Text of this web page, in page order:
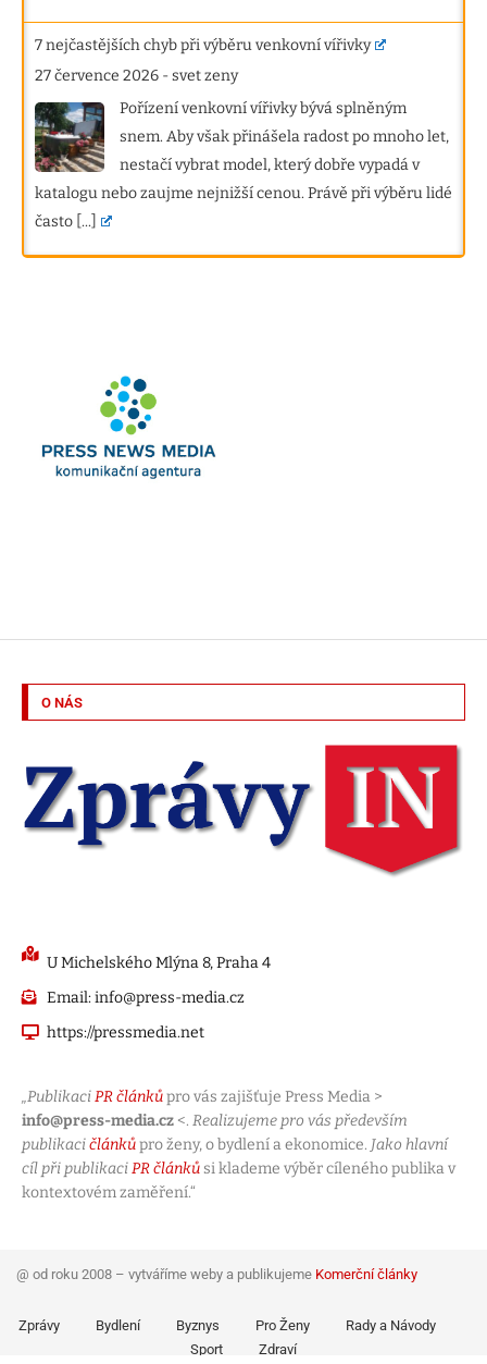
7 nejčastějších chyb při výběru venkovní vířivky
27 července 2026 -svet zeny
Pořízení venkovní vířivky bývá splněným
snem. Aby však přinášela radost po mnoho let,
nestačí vybrat model, který dobře vypadá v
katalogu nebo zaujme nejnižší cenou. Právě při výběru lidé
často [...]
O NÁS
U Michelského Mlýna 8, Praha 4
Email: info@press-media.cz
https://pressmedia.net
„PublikaciPR článkůpro vás zajišťuje Press Media >
info@press-media.cz <. Realizujeme pro vás především
publikacičlánkůpro ženy, o bydlení a ekonomice. Jako hlavní
cíl při publikaciPR článků si klademe výběr cíleného publika v
kontextovém zaměření.“
@ od roku 2008 – vytváříme weby a publikujeme Komerční články
Zprávy Bydlení Byznys Pro Ženy
Rady a Návody
Sport
Zdraví